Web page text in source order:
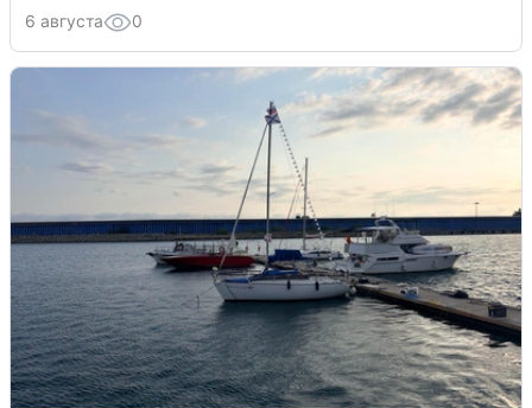
6 августа 0